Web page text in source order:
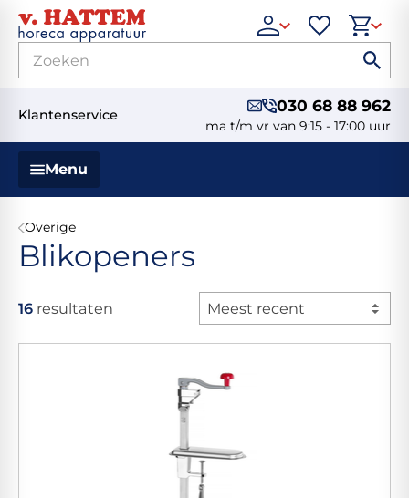
Klantenservice 030 68 88 962
ma t/m vr van 9:15 - 17:00 uur
Menu
Overige
Blikopeners
16 resultaten Meest recent